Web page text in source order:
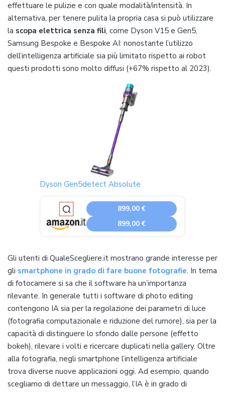
effettuare le pulizie e con quale modalità/intensità. In
alternativa, per tenere pulita la propria casa si può utilizzare
la scopa elettrica senza fili, come Dyson V15 e Gen5,
Samsung Bespoke e Bespoke AI: nonostante l’utilizzo
dell’intelligenza artificiale sia più limitato rispetto ai robot
questi prodotti sono molto diffusi (+67% rispetto al 2023).
Dyson Gen5detect Absolute
899,00 €
899,00 €
Gli utenti di QualeScegliere.it mostrano grande interesse per
gli smartphone in grado di fare buone fotografie. In tema
di fotocamere si sa che il software ha un’importanza
rilevante. In generale tutti i software di photo editing
contengono IA sia per la regolazione dei parametri di luce
(fotografia computazionale e riduzione del rumore), sia per la
capacità di distinguere lo sfondo dalle persone (effetto
bokeh), rilevare i volti e ricercare duplicati nella gallery. Oltre
alla fotografia, negli smartphone l’intelligenza artificiale
trova diverse nuove applicazioni oggi. Ad esempio, quando
scegliamo di dettare un messaggio, l’IA è in grado di